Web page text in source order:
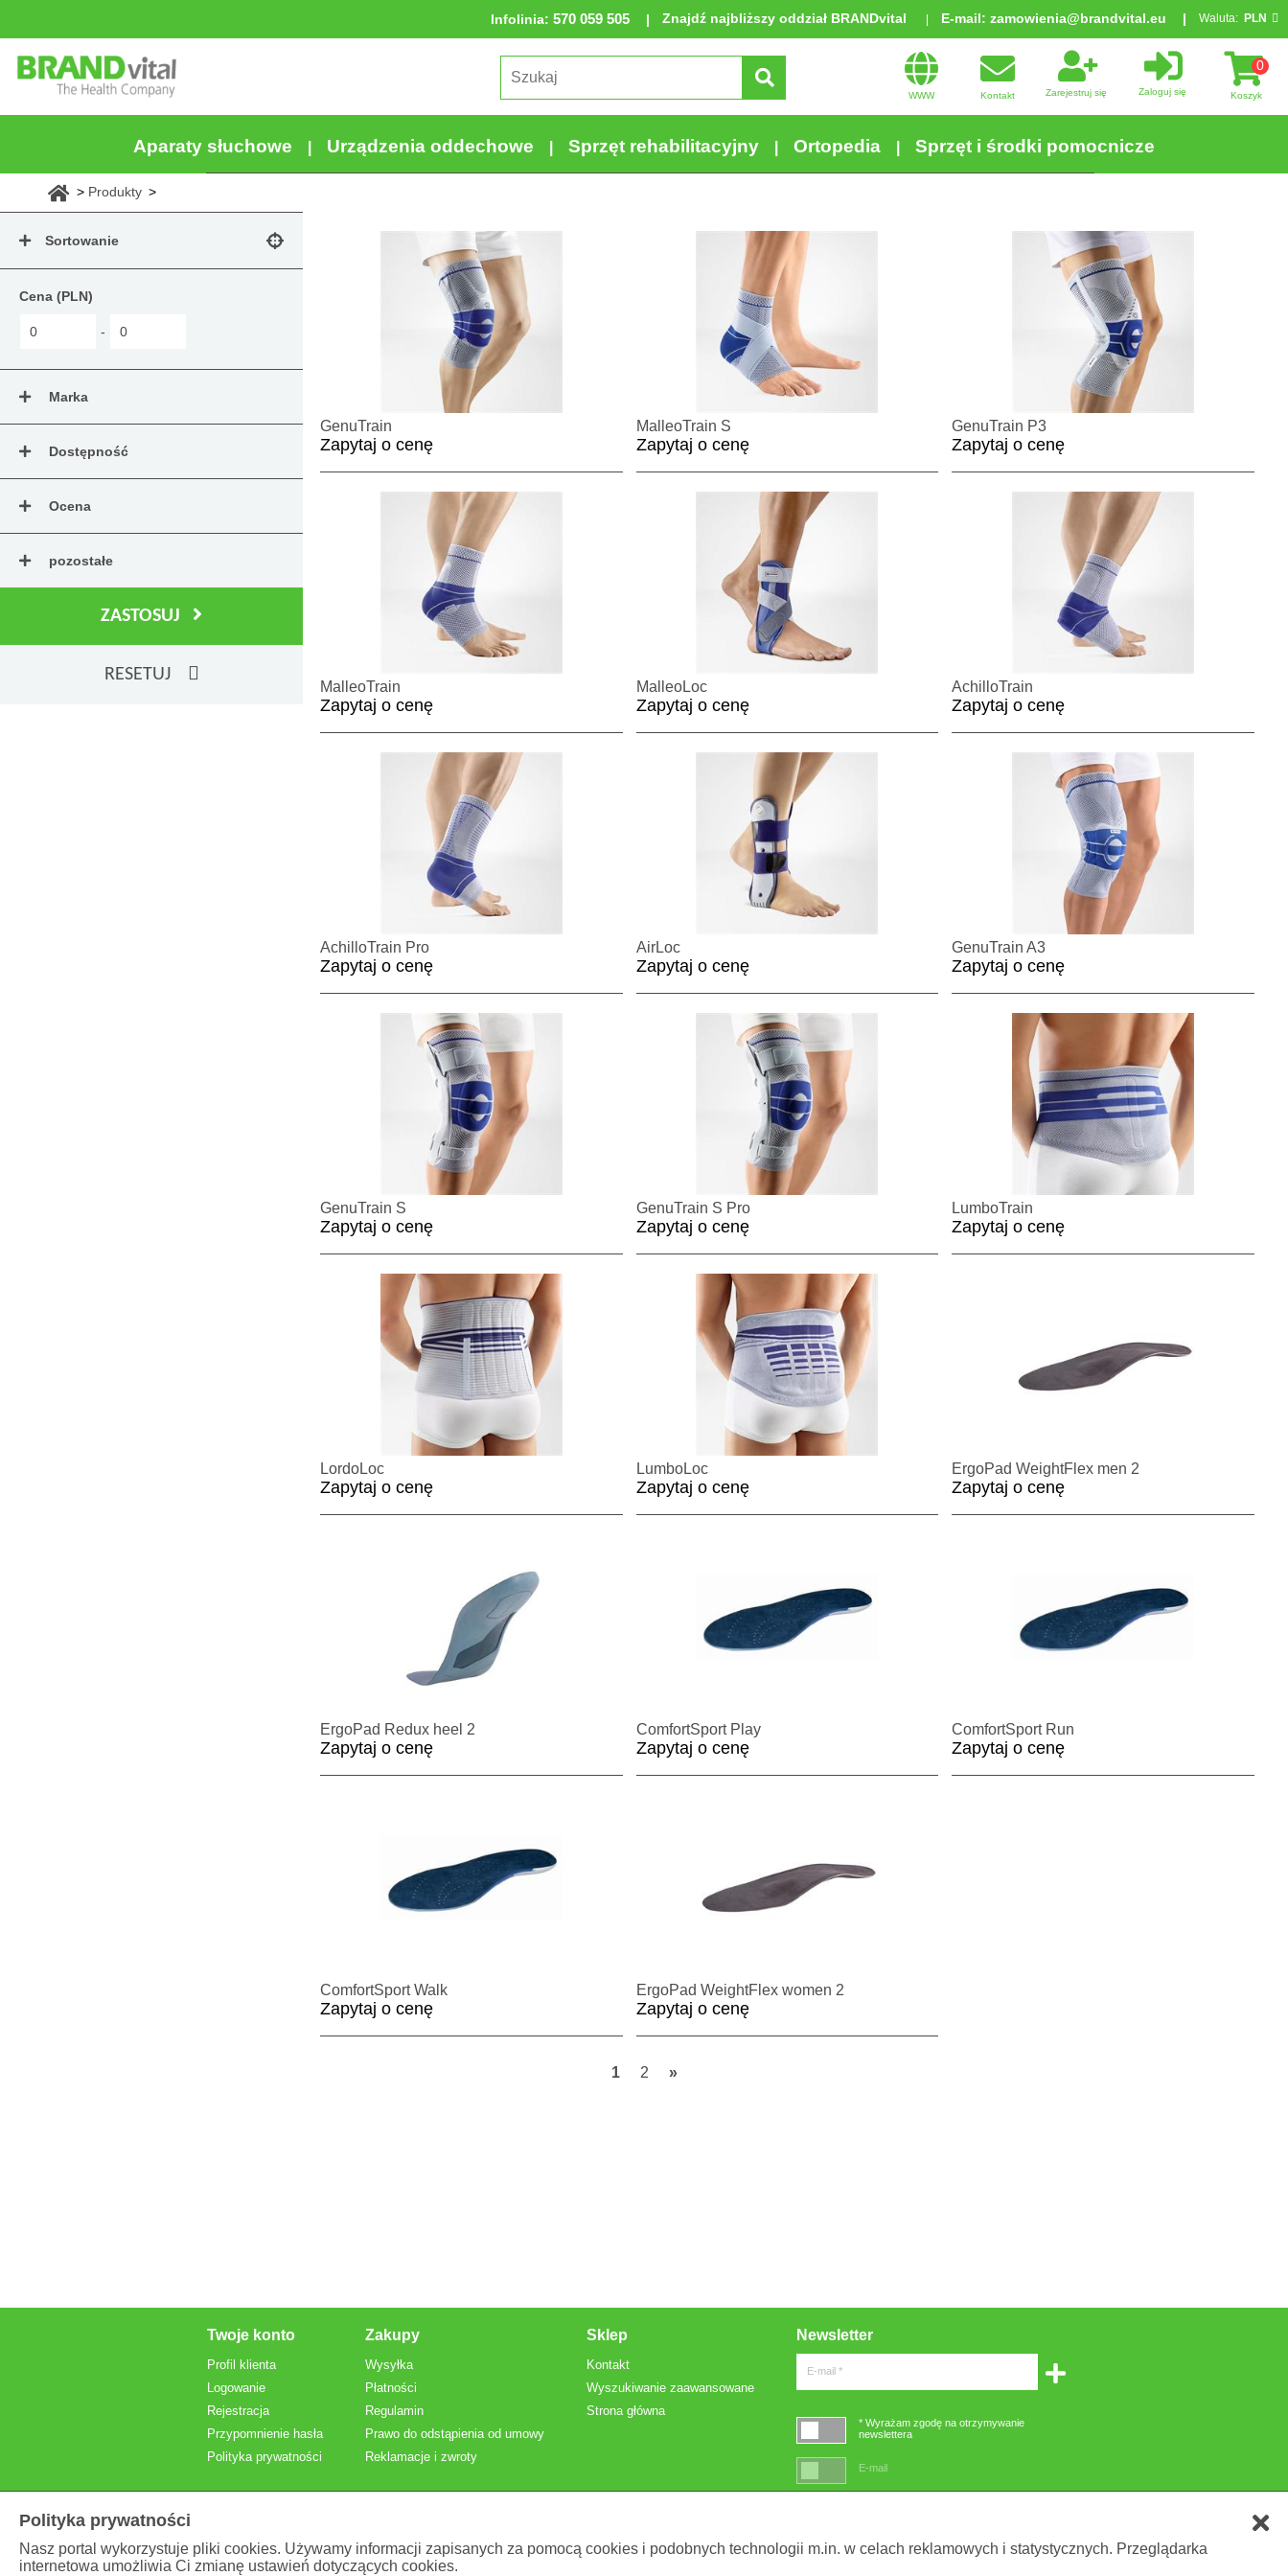
Infolinia: 570 059 505 Znajdź najbliższy oddział BRANDvital E-mail: zamowienia@brandvital.eu Waluta: PLN
WWW Kontakt Zarejestruj się Zaloguj się
0
Koszyk
Aparaty słuchowe Urządzenia oddechowe Sprzęt rehabilitacyjny Ortopedia Sprzęt i środki pomocnicze
Produkty
Sortowanie
Cena (PLN)
-
Marka
Dostępność
Ocena
pozostałe
ZASTOSUJ
RESETUJ
GenuTrain
Zapytaj o cenę
MalleoTrain S
Zapytaj o cenę
GenuTrain P3
Zapytaj o cenę
MalleoTrain
Zapytaj o cenę
MalleoLoc
Zapytaj o cenę
AchilloTrain
Zapytaj o cenę
AchilloTrain Pro
Zapytaj o cenę
AirLoc
Zapytaj o cenę
GenuTrain A3
Zapytaj o cenę
GenuTrain S
Zapytaj o cenę
GenuTrain S Pro
Zapytaj o cenę
LumboTrain
Zapytaj o cenę
LordoLoc
Zapytaj o cenę
LumboLoc
Zapytaj o cenę
ErgoPad WeightFlex men 2
Zapytaj o cenę
ErgoPad Redux heel 2
Zapytaj o cenę
ComfortSport Play
Zapytaj o cenę
ComfortSport Run
Zapytaj o cenę
ComfortSport Walk
Zapytaj o cenę
ErgoPad WeightFlex women 2
Zapytaj o cenę
1 2 »
Twoje konto
Profil klienta
Logowanie
Rejestracja
Przypomnienie hasła
Polityka prywatności
Zakupy
Wysyłka
Płatności
Regulamin
Prawo do odstąpienia od umowy
Reklamacje i zwroty
Sklep
Kontakt
Wyszukiwanie zaawansowane
Strona główna
Newsletter
E-mail *
* Wyrażam zgodę na otrzymywanie
newslettera
E-mail
Prezentowane cenybrutto, z VAT.
Polityka prywatności
Nasz portal wykorzystuje pliki cookies. Używamy informacji zapisanych za pomocą cookies i podobnych technologii m.in. w celach reklamowych i statystycznych. Przeglądarka
internetowa umożliwia Ci zmianę ustawień dotyczących cookies.